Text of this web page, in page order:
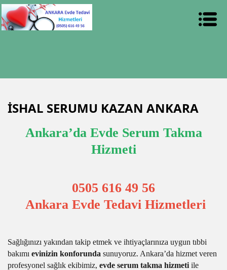
İSHAL SERUMU KAZAN ANKARA
Ankara’da Evde Serum Takma
Hizmeti
0505 616 49 56
Ankara Evde Tedavi Hizmetleri
Sağlığınızı yakından takip etmek ve ihtiyaçlarınıza uygun tıbbi
bakımı evinizin konforunda sunuyoruz. Ankara’da hizmet veren
profesyonel sağlık ekibimiz, evde serum takma hizmeti ile